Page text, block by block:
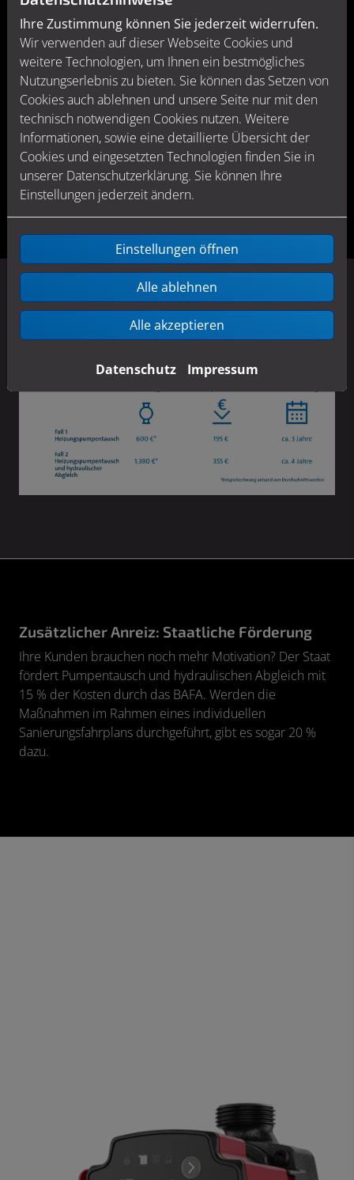
Ihr Einsparpotenzial auf einen Blick
Pumpentausch und hydraulischer Abgleich – zwei
Investitionen, die sich lohnen
Ob einzeln oder kombiniert: Beide Maßnahmen sind
unkompliziert und ohne Komforteinschränkungen für
Ihre Kunden durchzuführen. Und sie amortisieren sich
dank der großen Energieeinsparungen in kurzer Zeit.
Die Zahlen sind beeindruckend.
Zusätzlicher Anreiz: Staatliche Förderung
Ihre Kunden brauchen noch mehr Motivation? Der Staat
fördert Pumpentausch und hydraulischen Abgleich mit
15 % der Kosten durch das BAFA. Werden die
Maßnahmen im Rahmen eines individuellen
Sanierungsfahrplans durchgeführt, gibt es sogar 20 %
dazu.
Ihre Zustimmung können Sie jederzeit widerrufen.
Wir verwenden auf dieser Webseite Cookies und
weitere Technologien, um Ihnen ein bestmögliches
Nutzungserlebnis zu bieten. Sie können das Setzen von
Cookies auch ablehnen und unsere Seite nur mit den
technisch notwendigen Cookies nutzen. Weitere
Informationen, sowie eine detaillierte Übersicht der
Cookies und eingesetzten Technologien finden Sie in
unserer Datenschutzerklärung. Sie können Ihre
Einstellungen jederzeit ändern.
Einstellungen öffnen
Alle ablehnen
Alle akzeptieren
Datenschutz Impressum